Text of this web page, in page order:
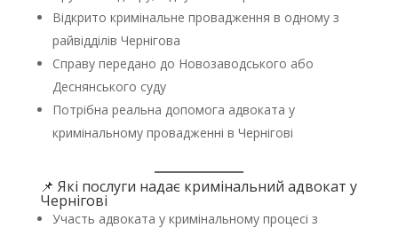
Відкрито кримінальне провадження в одному з
райвідділів Чернігова
Справу передано до Новозаводського або
Деснянського суду
Потрібна реальна допомога адвоката у
кримінальному провадженні в Чернігові
📌 Які послуги надає кримінальний адвокат у
Чернігові
Участь адвоката у кримінальному процесі з